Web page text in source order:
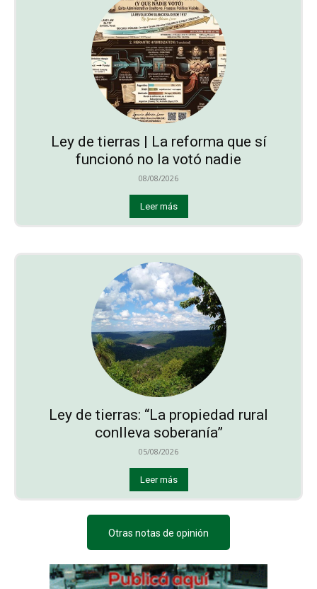
Ley de tierras | La reforma que sí
funcionó no la votó nadie
08/08/2026
Leer más
Ley de tierras: “La propiedad rural
conlleva soberanía”
05/08/2026
Leer más
Otras notas de opinión